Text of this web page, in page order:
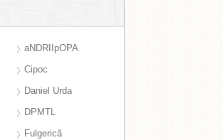
aNDRIIpOPA
Cipoc
Daniel Urda
DPMTL
Fulgerică